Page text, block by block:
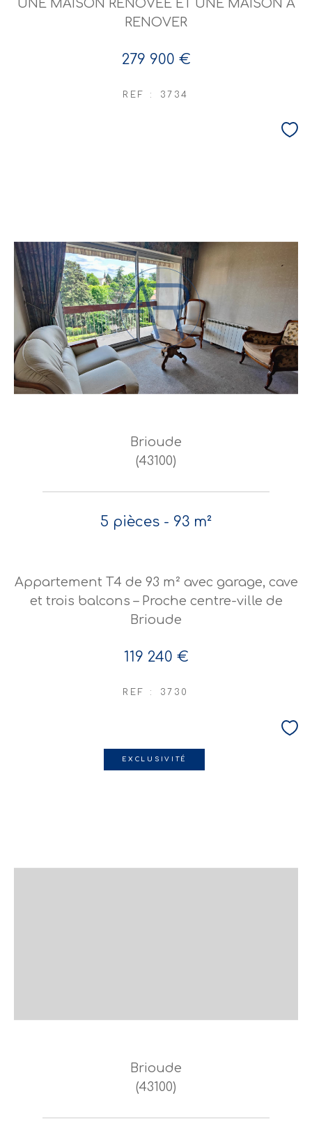
UNE MAISON RENOVEE ET UNE MAISON A
RENOVER
279 900 €
REF : 3734
Brioude
(43100)
5 pièces - 93 m²
Appartement T4 de 93 m² avec garage, cave
et trois balcons – Proche centre-ville de
Brioude
119 240 €
REF : 3730
EXCLUSIVITÉ
Brioude
(43100)